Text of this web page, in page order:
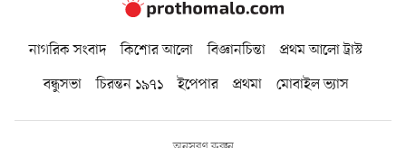
নাগরিক সংবাদ কিশোর আলো বিজ্ঞানচিন্তা
প্রথম আলো ট্রাস্ট
বন্ধুসভা
চিরন্তন ১৯৭১ ইপেপার প্রথমা মোবাইল ভ্যাস